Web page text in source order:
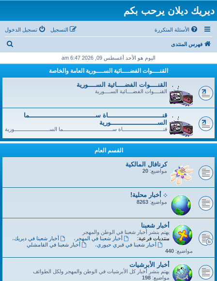
ديريك ديلان يرحب بكم
الأسئلة المتكررة تسجيل الدخول التسجيل
فهرس المنتدى
اليوم هو الأحد أغسطس 09, 2026 6:47 am
القنــــوات الفضــــائية الســــورية العامة والخاصة
القنــــوات الفضــــائية الســــورية
القنــــوات الفضــــائية الســــورية
قنــــــــــــــــــــــــــــاة ســــــــــــــــــــــــــــــــــما
الســــــــــــــــــــــــورية
قنــــــــــــــــــــــــــــاة ســــــــــــــــــــــــــــــــــما الســــــــــــــــــــــــورية
القسم العام
كرنافال المالكية
مواضيع: 20
܀ أخبار محلية!
مواضيع: 8263
أخبار شعبنا
يهتم بنشر أخبار شعبنا في الوطن والمهجر
منتديات فرعية:
أخبار شعبنا في المهجر ، أخبار شعبنا في ديريك،
أخبار شعبنا في قبري حيوري،
أخبار شعبنا في القامشلي
مواضيع: 440
أخبار الأبرشيات
يهتم بنشر أخبار كل الأبرشيات في الوطن والمهجر ولكل الطوائف
مواضيع: 198